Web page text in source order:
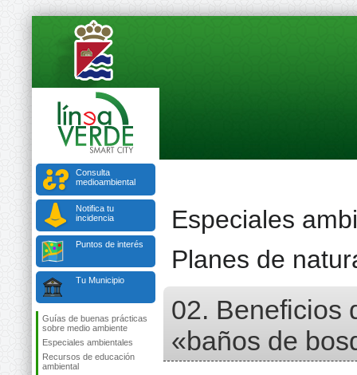
Consulta
medioambiental
Notifica tu
incidencia
Puntos de interés
Tu Municipio
Guías de buenas prácticas
sobre medio ambiente
Especiales ambientales
Recursos de educación
ambiental
Especiales
Planes de
02. Beneficios
«baños de